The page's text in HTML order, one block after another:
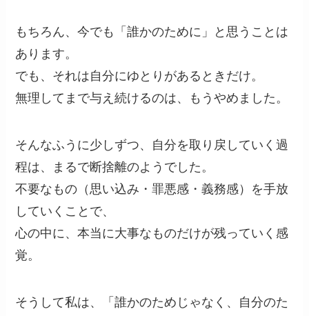
もちろん、今でも「誰かのために」と思うことは
あります。
でも、それは自分にゆとりがあるときだけ。
無理してまで与え続けるのは、もうやめました。
そんなふうに少しずつ、自分を取り戻していく過
程は、まるで断捨離のようでした。
不要なもの（思い込み・罪悪感・義務感）を手放
していくことで、
心の中に、本当に大事なものだけが残っていく感
覚。
そうして私は、「誰かのためじゃなく、自分のた